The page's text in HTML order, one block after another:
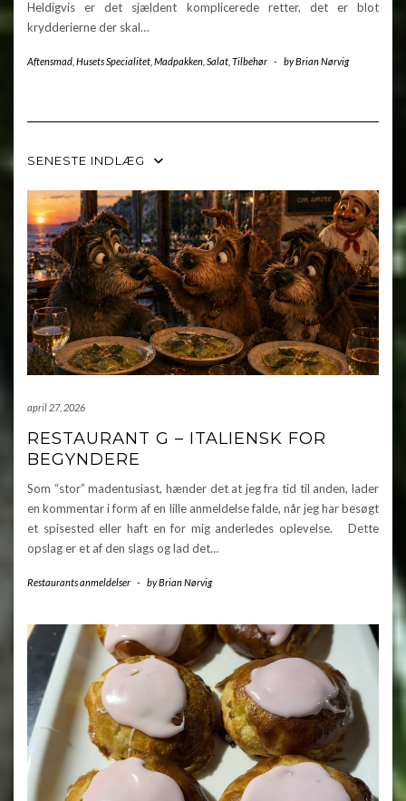
Heldigvis er det sjældent komplicerede retter, det er blot
krydderierne der skal…
Aftensmad Husets Specialitet Madpakken Salat Tilbehør - byBrian Nørvig
SENESTE INDLÆG
april 27, 2026
RESTAURANT G – ITALIENSK FOR
BEGYNDERE
Som “stor” madentusiast, hænder det at jeg fra tid til anden, lader
en kommentar i form af en lille anmeldelse falde, når jeg har besøgt
et spisested eller haft en for mig anderledes oplevelse. Dette
opslag er et af den slags og lad det…
Restaurants anmeldelser - byBrian Nørvig